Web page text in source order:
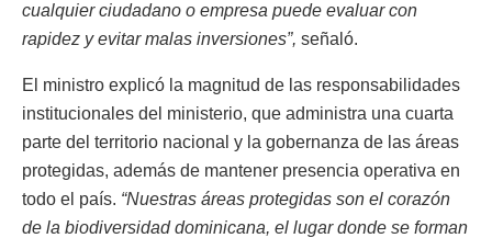
cualquier ciudadano o empresa puede evaluar con
rapidez y evitar malas inversiones”, señaló.
El ministro explicó la magnitud de las responsabilidades
institucionales del ministerio, que administra una cuarta
parte del territorio nacional y la gobernanza de las áreas
protegidas, además de mantener presencia operativa en
todo el país. “Nuestras áreas protegidas son el corazón
de la biodiversidad dominicana, el lugar donde se forman